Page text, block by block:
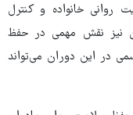
روانی خانواده و کنترل
نیز نقش مهمی در حفظ
در این دوران می‌تواند